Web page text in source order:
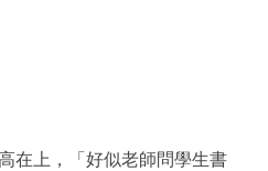
在上，「好似老師問學生書